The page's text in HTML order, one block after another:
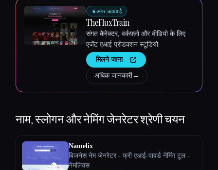
★ऊपर उठाता है
TheFluxTrain
संगत कैरेक्टर, वर्कफ़्लो और वीडियो के लिए
एजेंट एआई प्रोडक्शन स्टूडियो
मिलने जाना
अधिक जानकारी→
नाम, स्लोगन और नेमिंग जेनरेटरश्रेणी चयन
Namelix
बिजनेस नेम जेनरेटर - फ्री एआई-पावर्ड नेमिंग टूल -
नेमलिक्स